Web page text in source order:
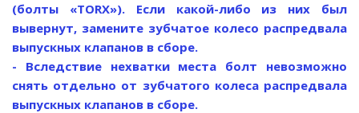
(болты «TORX»). Если какой-либо из них был
вывернут, замените зубчатое колесо распредвала
выпускных клапанов в сборе.
- Вследствие нехватки места болт невозможно
снять отдельно от зубчатого колеса распредвала
выпускных клапанов в сборе.